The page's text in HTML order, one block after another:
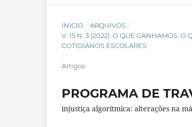
INÍCIO / ARQUIVOS /
V. 15 N. 3 (2022): O QUE GANHAMOS, O
COTIDIANOS ESCOLARES
/
Artigos
PROGRAMA DE
injustiça algorítmica: alterações na